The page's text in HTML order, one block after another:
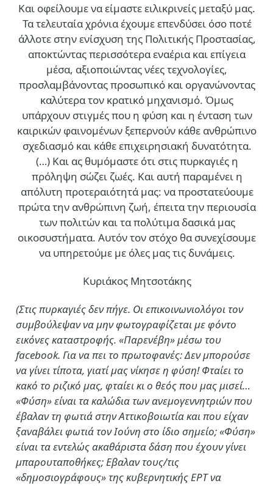
Και οφείλουμε να είμαστε ειλικρινείς μεταξύ μας.
Τα τελευταία χρόνια έχουμε επενδύσει όσο ποτέ
άλλοτε στην ενίσχυση της Πολιτικής Προστασίας,
αποκτώντας περισσότερα εναέρια και επίγεια
μέσα, αξιοποιώντας νέες τεχνολογίες,
προσλαμβάνοντας προσωπικό και οργανώνοντας
καλύτερα τον κρατικό μηχανισμό. Όμως
υπάρχουν στιγμές που η φύση και η ένταση των
καιρικών φαινομένων ξεπερνούν κάθε ανθρώπινο
σχεδιασμό και κάθε επιχειρησιακή δυνατότητα.
(…) Και ας θυμόμαστε ότι στις πυρκαγιές η
πρόληψη σώζει ζωές. Και αυτή παραμένει η
απόλυτη προτεραιότητά μας: να προστατεύουμε
πρώτα την ανθρώπινη ζωή, έπειτα την περιουσία
των πολιτών και τα πολύτιμα δασικά μας
οικοσυστήματα. Αυτόν τον στόχο θα συνεχίσουμε
να υπηρετούμε με όλες μας τις δυνάμεις.
Κυριάκος Μητσοτάκης
(Στις πυρκαγιές δεν πήγε. Οι επικοινωνιολόγοι τον
συμβούλεψαν να μην φωτογραφίζεται με φόντο
εικόνες καταστροφής. «Παρενέβη» μέσω του
facebook. Για να πει το πρωτοφανές: Δεν μπορούσε
να γίνει τίποτα, γιατί μας νίκησε η φύση! Φταίει το
κακό το ριζικό μας, φταίει κι ο θεός που μας μισεί…
«Φύση» είναι τα καλώδια των ανεμογεννητριών που
έβαλαν τη φωτιά στην Αττικοβοιωτία και που είχαν
ξαναβάλει φωτιά τον Ιούνη στο ίδιο σημείο; «Φύση»
είναι τα εντελώς ακαθάριστα δάση που έχουν γίνει
μπαρουταποθήκες; Εβαλαν τους/τις
«δημοσιογράφους» της κυβερνητικής ΕΡΤ να